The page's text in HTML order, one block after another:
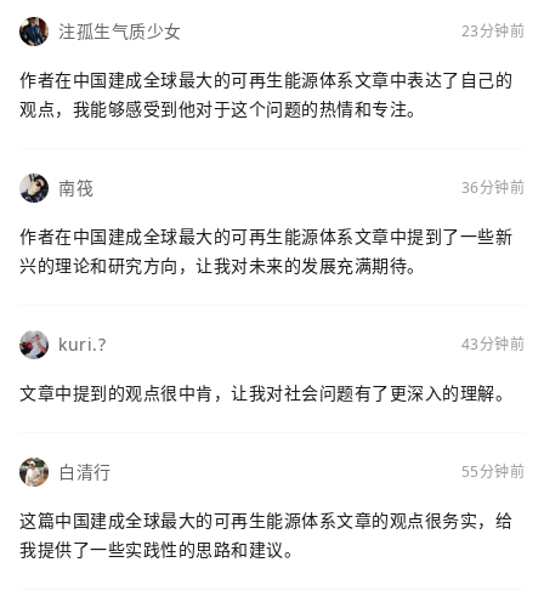
注孤生气质少女 23分钟前
作者在中国建成全球最大的可再生能源体系文章中表达了自己的
观点，我能够感受到他对于这个问题的热情和专注。
南筏 36分钟前
作者在中国建成全球最大的可再生能源体系文章中提到了一些新
兴的理论和研究方向，让我对未来的发展充满期待。
kuri.? 43分钟前
文章中提到的观点很中肯，让我对社会问题有了更深入的理解。
白清行 55分钟前
这篇中国建成全球最大的可再生能源体系文章的观点很务实，给
我提供了一些实践性的思路和建议。